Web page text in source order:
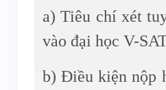
a) Tiêu chí xét
vào đại học V-
b) Điều kiện nộp